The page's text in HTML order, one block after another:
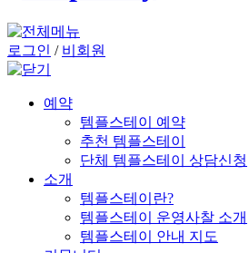
로그인 / 비회원
예약
템플스테이 예약
추천 템플스테이
단체 템플스테이 상담신청
소개
템플스테이란?
템플스테이 운영사찰 소개
템플스테이 안내 지도